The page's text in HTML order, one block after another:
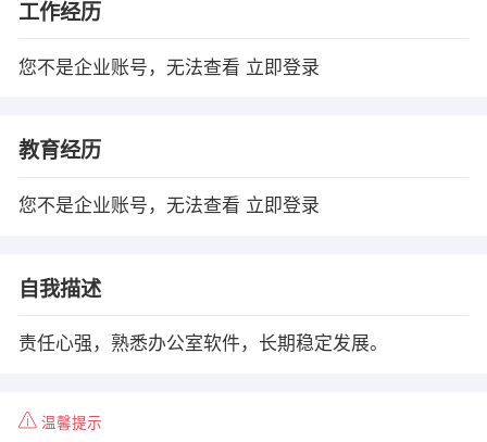
工作经历
您不是企业账号，无法查看 立即登录
教育经历
您不是企业账号，无法查看 立即登录
自我描述
责任心强，熟悉办公室软件，长期稳定发展。
温馨提示